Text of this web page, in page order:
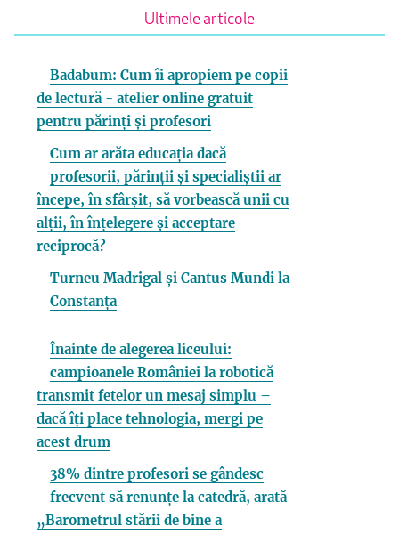
Ultimele articole
Badabum: Cum îi apropiem pe copii
de lectură - atelier online gratuit
pentru părinți și profesori
Cum ar arăta educația dacă
profesorii, părinții și specialiștii ar
începe, în sfârșit, să vorbească unii cu
alții, în înțelegere și acceptare
reciprocă?
Turneu Madrigal și Cantus Mundi la
Constanța
Înainte de alegerea liceului:
campioanele României la robotică
transmit fetelor un mesaj simplu –
dacă îți place tehnologia, mergi pe
acest drum
38% dintre profesori se gândesc
frecvent să renunțe la catedră, arată
„Barometrul stării de bine a